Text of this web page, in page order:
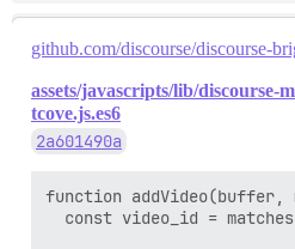
github.com/discourse/discourse-
assets/javascripts/lib/discourse-
tcove.js.es6
2a601490a
function addVideo(buffer,
const video_id =